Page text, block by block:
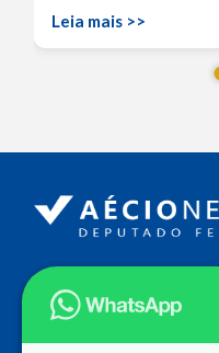
Leia mais >>
Endereço
Câmara dos Deputados